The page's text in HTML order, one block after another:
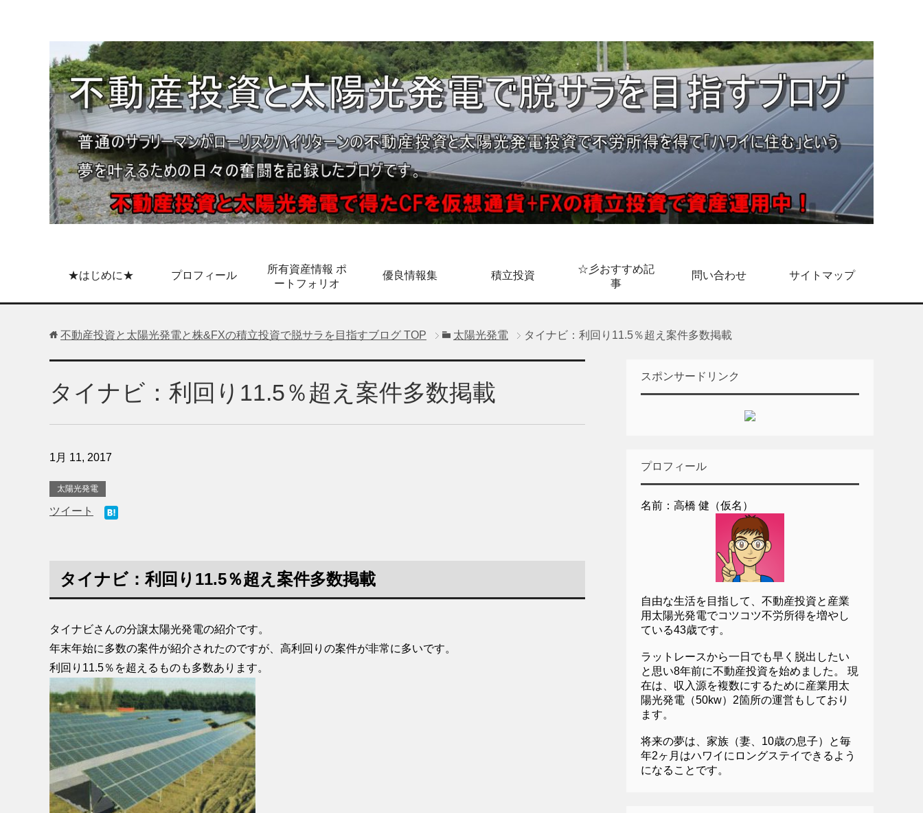
★はじめに★ プロフィール
所有資産情報 ポ
ートフォリオ
優良情報集 積立投資
☆彡おすすめ記
事
問い合わせ サイトマップ
不動産投資と太陽光発電と株&FXの積立投資で脱サラを目指すブログ TOP 太陽光発電 タイナビ：利回り11.5％超え案件多数掲載
タイナビ：利回り11.5％超え案件多数掲載
1月 11, 2017
太陽光発電
ツイート
タイナビ：利回り11.5％超え案件多数掲載
タイナビさんの分譲太陽光発電の紹介です。
年末年始に多数の案件が紹介されたのですが、高利回りの案件が非常に多いです。
利回り11.5％を超えるものも多数あります。
スポンサードリンク
プロフィール
名前：高橋 健（仮名）
自由な生活を目指して、不動産投資と産業
用太陽光発電でコツコツ不労所得を増やし
ている43歳です。
ラットレースから一日でも早く脱出したい
と思い8年前に不動産投資を始めました。 現
在は、収入源を複数にするために産業用太
陽光発電（50kw）2箇所の運営もしており
ます。
将来の夢は、家族（妻、10歳の息子）と毎
年2ヶ月はハワイにロングステイできるよう
になることです。